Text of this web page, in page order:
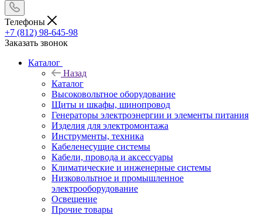
Телефоны
+7 (812) 98-645-98
Заказать звонок
Каталог
Назад
Каталог
Высоковольтное оборудование
Щиты и шкафы, шинопровод
Генераторы электроэнергии и элементы питания
Изделия для электромонтажа
Инструменты, техника
Кабеленесущие системы
Кабели, провода и аксессуары
Климатические и инженерные системы
Низковольтное и промышленное
электрооборудование
Освещение
Прочие товары